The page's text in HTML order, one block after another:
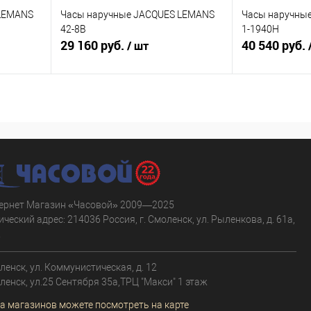
Часы наручные JACQUES LEMANS
42-8B
29 160 руб. / шт
Купить в 1 клик
К сравнению
В избранное
Часы наручные
1-1940H
40 540 руб.
Купить в 1
Магазин «Часовой» 2009—2025
адрес: 214036 Россия, г. Смоленск, ул. Рыленкова, д. 61а,
ул. Коммунистическая, д. 12
ул.25 Сентября 35а,ТРЦ "Макси" 1 этаж
магазинов можете посмотреть на карте